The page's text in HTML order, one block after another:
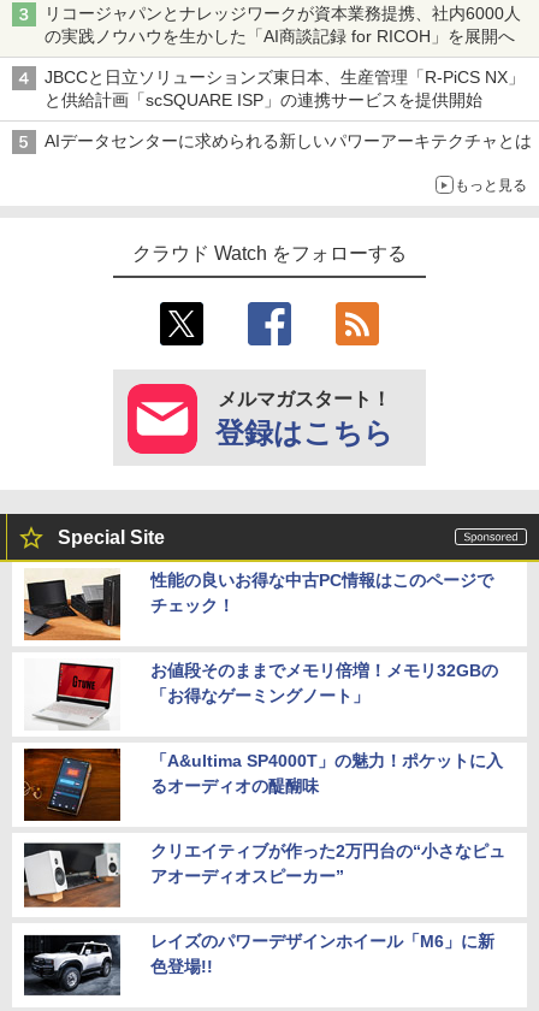
リコージャパンとナレッジワークが資本業務提携、社内6000人
の実践ノウハウを生かした「AI商談記録 for RICOH」を展開へ
JBCCと日立ソリューションズ東日本、生産管理「R-PiCS NX」
と供給計画「scSQUARE ISP」の連携サービスを提供開始
AIデータセンターに求められる新しいパワーアーキテクチャとは
もっと見る
クラウド Watch をフォローする
メルマガスタート！
登録はこちら
Special Site
性能の良いお得な中古PC情報はこのページで
チェック！
お値段そのままでメモリ倍増！メモリ32GBの
「お得なゲーミングノート」
「A&ultima SP4000T」の魅力！ポケットに入
るオーディオの醍醐味
クリエイティブが作った2万円台の“小さなピュ
アオーディオスピーカー”
レイズのパワーデザインホイール「M6」に新
色登場!!